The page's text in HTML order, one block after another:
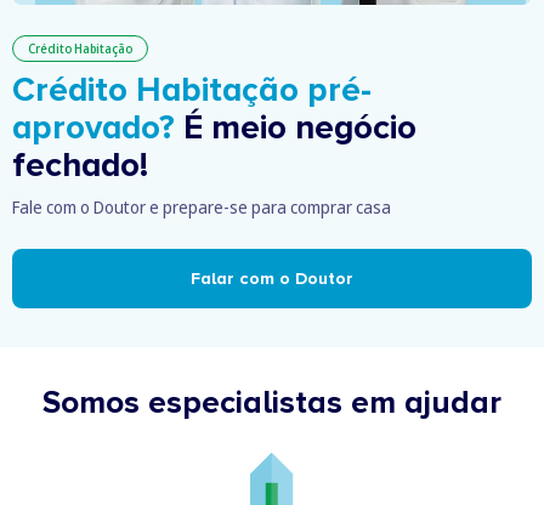
Crédito Habitação
Crédito Habitação pré-
aprovado? É meio negócio
fechado!
Fale com o Doutor e prepare-se para comprar casa
Falar com o Doutor
Somos especialistas em ajudar